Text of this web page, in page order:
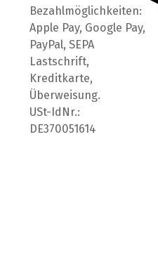
Bezahlmöglichkeiten:
Apple Pay, Google Pay,
PayPal, SEPA
Lastschrift,
Kreditkarte,
Überweisung.
USt-IdNr.:
DE370051614